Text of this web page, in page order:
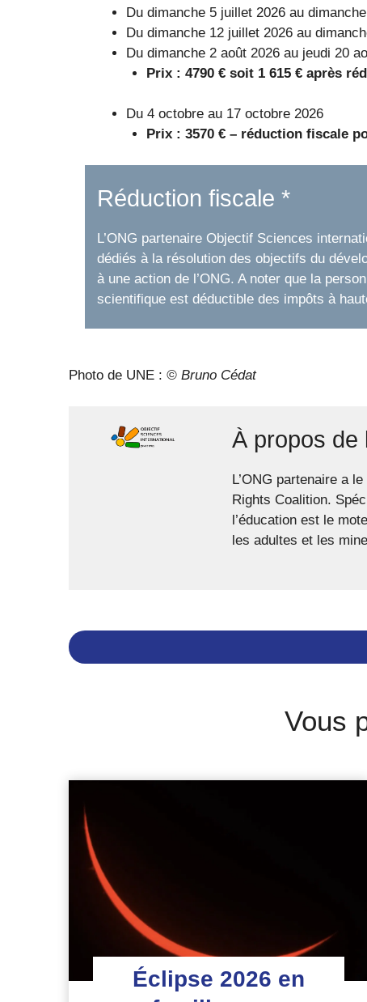
Du dimanche 5 juillet 2026 au
Du dimanche 12 juillet 2026 au
Du dimanche 2 août 2026 au jeudi 20
Prix : 4790 € soit 1 615 € après
Du 4 octobre au 17 octobre 2026
Prix : 3570 € – réduction fiscale
Réduction fiscale *
L’ONG partenaire Objectif Sciences
dédiés à la résolution des objectifs du
à une action de l’ONG. A noter que la
scientifique est déductible des impôts à
Photo de UNE : © Bruno Cédat
À propos de
L’ONG partenaire a
Rights Coalition.
l’éducation est le
les adultes et les
Vous
Éclipse 2026 en